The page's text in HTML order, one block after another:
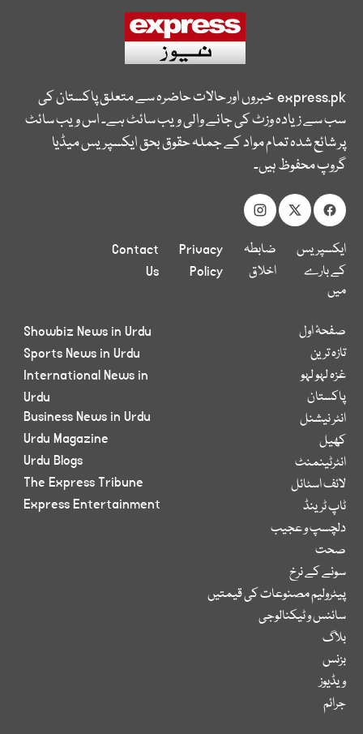
express.pkخبروں اور حالات حاضرہ سے متعلق پاکستان کی
سب سے زیادہ وزٹ کی جانے والی ویب سائٹ ہے۔ اس ویب سائٹ
پر شائع شدہ تمام مواد کے جملہ حقوق بحق ایکسپریس میڈیا
گروپ محفوظ ہیں۔
ایکسپریس
کے بارے
میں
ضابطہ
اخلاق
Privacy
Policy
Contact
Us
صفحۂ اول
تازہ ترین
غزہ لہو لہو
پاکستان
انٹر نیشنل
کھیل
انٹرٹینمنٹ
لائف اسٹائل
ٹاپ ٹرینڈ
دلچسپ و عجیب
صحت
سونے کے نرخ
پیٹرولیم مصنوعات کی قیمتیں
سائنس و ٹیکنالوجی
بلاگ
بزنس
ویڈیوز
جرائم
Showbiz News in Urdu
Sports News in Urdu
International News in
Urdu
Business News in Urdu
Urdu Magazine
Urdu Blogs
The Express Tribune
Express Entertainment